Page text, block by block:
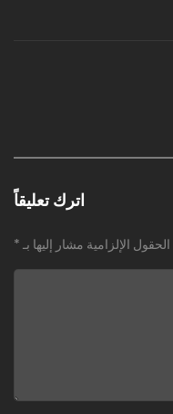
اترك تعليقاً
الحقول الإلزامية مشار إليها بـ *